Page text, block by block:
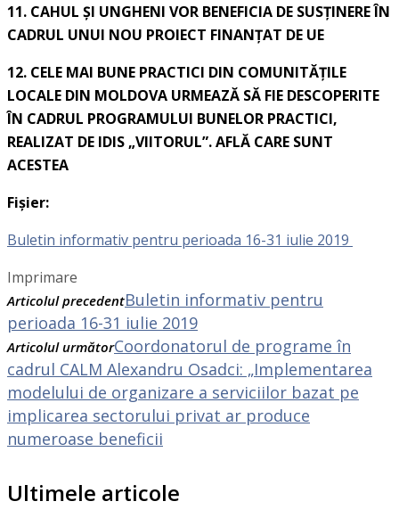
11. CAHUL ŞI UNGHENI VOR BENEFICIA DE SUSŢINERE ÎN
CADRUL UNUI NOU PROIECT FINANŢAT DE UE
12. CELE MAI BUNE PRACTICI DIN COMUNITĂȚILE
LOCALE DIN MOLDOVA URMEAZĂ SĂ FIE DESCOPERITE
ÎN CADRUL PROGRAMULUI BUNELOR PRACTICI,
REALIZAT DE IDIS „VIITORUL”. AFLĂ CARE SUNT
ACESTEA
Fișier:
Buletin informativ pentru perioada 16-31 iulie 2019
Imprimare
Articolul precedentBuletin informativ pentru
perioada 16-31 iulie 2019
Articolul următorCoordonatorul de programe în
cadrul CALM Alexandru Osadci: „Implementarea
modelului de organizare a serviciilor bazat pe
implicarea sectorului privat ar produce
numeroase beneficii
Ultimele articole